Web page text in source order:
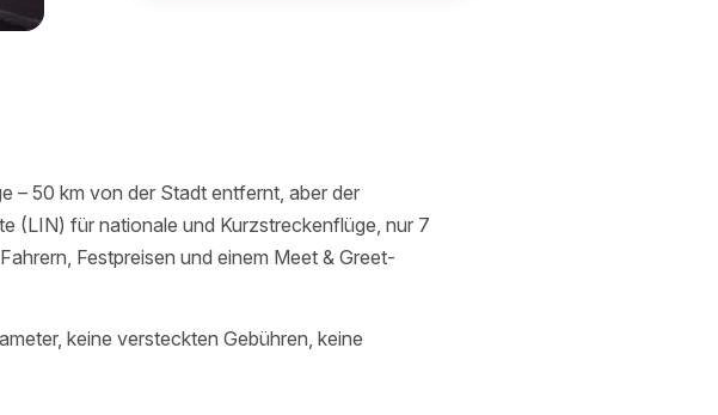
– 50 km von der Stadt entfernt, aber der
(LIN) für nationale und Kurzstreckenflüge, nur 7
Festpreisen und einem Meet & Greet-
keine versteckten Gebühren, keine